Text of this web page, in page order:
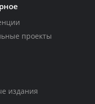
проекты
издания